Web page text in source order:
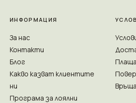
ИНФОРМАЦИЯ
За нас
Контакти
Блог
Какво казват клиентите
ни
Програма за лоялни